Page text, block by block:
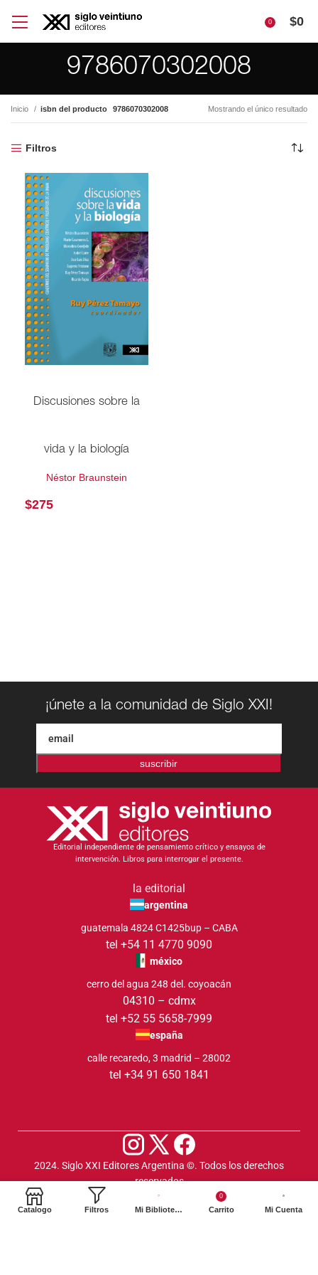
0 $0
9786070302008
Inicio isbn del producto 9786070302008 Mostrando el único resultado
Filtros
Discusiones sobre la
vida y la biología
Néstor Braunstein
$275
¡únete a la comunidad de Siglo XXI!
suscribir
Editorial independiente de pensamiento crítico y ensayos de
intervención. Libros para interrogar el presente.
la editorial
argentina
guatemala 4824 C1425bup – CABA
tel +54 11 4770 9090
méxico
cerro del agua 248 del. coyoacán
04310 – cdmx
tel +52 55 5658-7999
españa
calle recaredo, 3 madrid – 28002
tel +34 91 650 1841
2024. Siglo XXI Editores Argentina ©️. Todos los derechos
reservados
Catalogo Filtros Mi Biblioteca
0
Carrito Mi Cuenta